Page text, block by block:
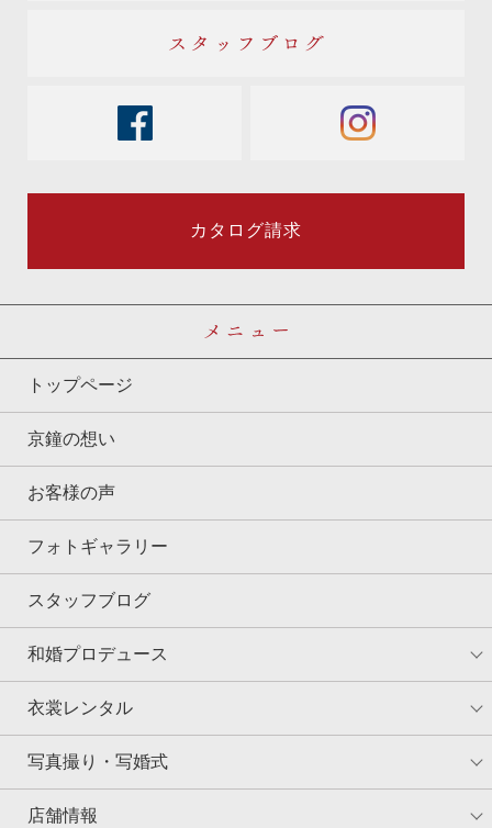
スタッフブログ
instagram
カタログ請求
トップページ
京鐘の想い
お客様の声
フォトギャラリー
スタッフブログ
和婚プロデュース
衣裳レンタル
写真撮り・写婚式
店舗情報